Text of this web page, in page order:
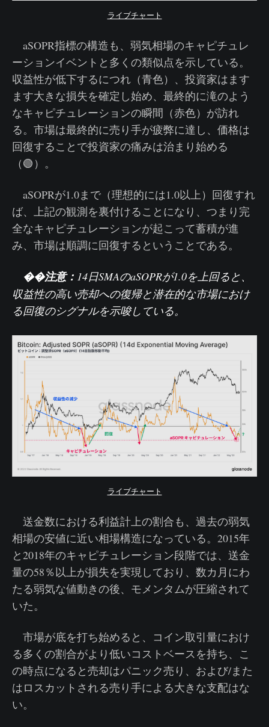
ライブチャート
aSOPR指標の構造も、弱気相場のキャピチュレ
ーションイベントと多くの類似点を示している。
収益性が低下するにつれ（青色）、投資家はます
ます大きな損失を確定し始め、最終的に滝のよう
なキャピチュレーションの瞬間（赤色）が訪れ
る。市場は最終的に売り手が疲弊に達し、価格は
回復することで投資家の痛みは治まり始める
（🟢）。
aSOPRが1.0まで（理想的には1.0以上）回復すれ
ば、上記の観測を裏付けることになり、つまり完
全なキャピチュレーションが起こって蓄積が進
み、市場は順調に回復するということである。
��注意： 14日SMAのaSOPRが1.0を上回ると、
収益性の高い売却への復帰と潜在的な市場におけ
る回復のシグナルを示唆している。
ライブチャート
送金数における利益計上の割合も、過去の弱気
相場の安値に近い相場構造になっている。2015年
と2018年のキャピチュレーション段階では、送金
量の58％以上が損失を実現しており、数カ月にわ
たる弱気な値動きの後、モメンタムが圧縮されて
いた。
市場が底を打ち始めると、コイン取引量におけ
る多くの割合がより低いコストベースを持ち、こ
の時点になると売却はパニック売り、および/また
はロスカットされる売り手による大きな支配はな
い。